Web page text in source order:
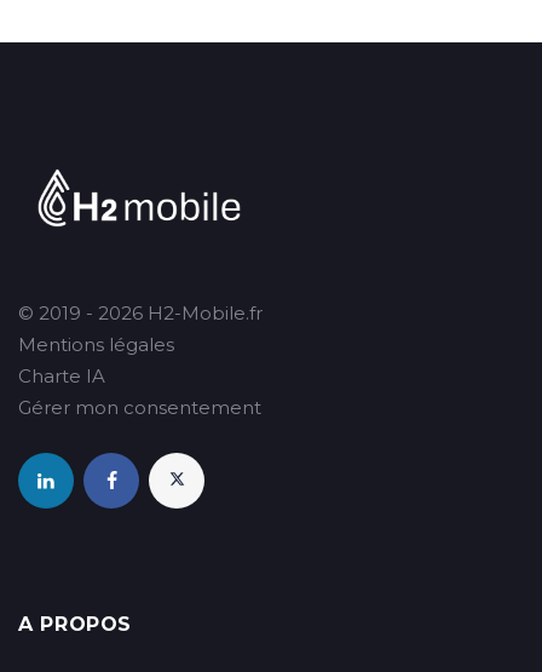
© 2019 - 2026 H2-Mobile.fr
Mentions légales
Charte IA
Gérer mon consentement
A PROPOS